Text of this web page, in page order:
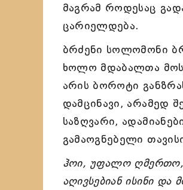
მაგრამ როდესაც
ცარიელდება.
ბრძენი სოლომონი
ხოლო მდაბალთა
არის ბოროტი
დამცინავი, არამედ
საზღვარი,
გამაოგნებელი
ჰოი, უფალო ღმერთო,
აღივსებიან ისინი და